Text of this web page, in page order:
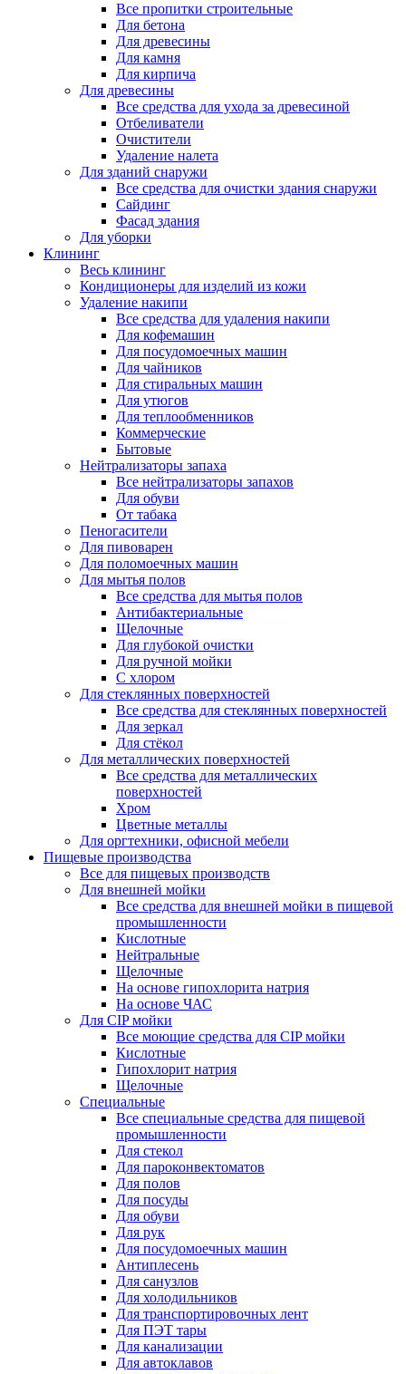
Все пропитки строительные
Для бетона
Для древесины
Для камня
Для кирпича
Для древесины
Все средства для ухода за древесиной
Отбеливатели
Очистители
Удаление налета
Для зданий снаружи
Все средства для очистки здания снаружи
Сайдинг
Фасад здания
Для уборки
Клининг
Весь клининг
Кондиционеры для изделий из кожи
Удаление накипи
Все средства для удаления накипи
Для кофемашин
Для посудомоечных машин
Для чайников
Для стиральных машин
Для утюгов
Для теплообменников
Коммерческие
Бытовые
Нейтрализаторы запаха
Все нейтрализаторы запахов
Для обуви
От табака
Пеногасители
Для пивоварен
Для поломоечных машин
Для мытья полов
Все средства для мытья полов
Антибактериальные
Щелочные
Для глубокой очистки
Для ручной мойки
С хлором
Для стеклянных поверхностей
Все средства для стеклянных поверхностей
Для зеркал
Для стёкол
Для металлических поверхностей
Все средства для металлических
поверхностей
Хром
Цветные металлы
Для оргтехники, офисной мебели
Пищевые производства
Все для пищевых производств
Для внешней мойки
Все средства для внешней мойки в пищевой
промышленности
Кислотные
Нейтральные
Щелочные
На основе гипохлорита натрия
На основе ЧАС
Для CIP мойки
Все моющие средства для CIP мойки
Кислотные
Гипохлорит натрия
Щелочные
Специальные
Все специальные средства для пищевой
промышленности
Для стекол
Для пароконвектоматов
Для полов
Для посуды
Для обуви
Для рук
Для посудомоечных машин
Антиплесень
Для санузлов
Для холодильников
Для транспортировочных лент
Для ПЭТ тары
Для канализации
Для автоклавов